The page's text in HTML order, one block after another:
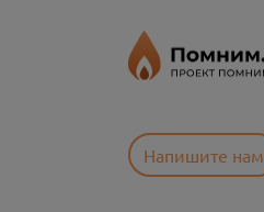
Напишите нам